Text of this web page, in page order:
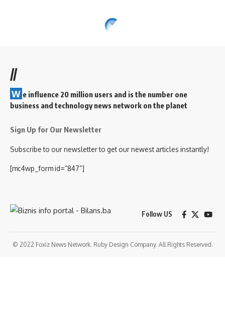
//
W e influence 20 million users and is the number one
business and technology news network on the planet
Sign Up for Our Newsletter
Subscribe to our newsletter to get our newest articles instantly!
[mc4wp_form id=”847”]
Follow US
© 2022 Foxiz News Network. Ruby Design Company. All Rights Reserved.